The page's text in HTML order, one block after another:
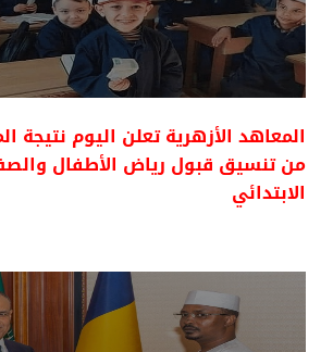
المعاهد الأزهرية تعلن اليوم نتيجة
من تنسيق قبول رياض الأطفال
الابتدائي